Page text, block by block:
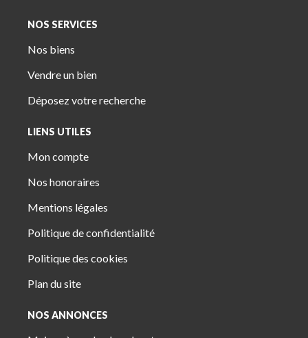
NOS SERVICES
Nos biens
Vendre un bien
Déposez votre recherche
LIENS UTILES
Mon compte
Nos honoraires
Mentions légales
Politique de confidentialité
Politique des cookies
Plan du site
NOS ANNONCES